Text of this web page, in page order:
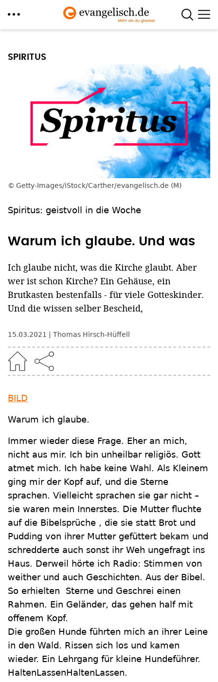
Inhalt
SPIRITUS
Getty-Images/iStock/Carther/evangelisch.de (M)
Spiritus: geistvoll in die Woche
Warum ich glaube. Und was
Ich glaube nicht, was die Kirche glaubt. Aber
wer ist schon Kirche? Ein Gehäuse, ein
Brutkasten bestenfalls - für viele Gotteskinder.
Und die wissen selber Bescheid,
15.03.2021 Thomas Hirsch-Hüffell
BILD
Warum ich glaube.
Immer wieder diese Frage. Eher an mich,
nicht aus mir. Ich bin unheilbar religiös. Gott
atmet mich. Ich habe keine Wahl. Als Kleinem
ging mir der Kopf auf, und die Sterne
sprachen. Vielleicht sprachen sie gar nicht –
sie waren mein Innerstes. Die Mutter fluchte
auf die Bibelsprüche , die sie statt Brot und
Pudding von ihrer Mutter gefüttert bekam und
schredderte auch sonst ihr Weh ungefragt ins
Haus. Derweil hörte ich Radio: Stimmen von
weither und auch Geschichten. Aus der Bibel.
So erhielten Sterne und Geschrei einen
Rahmen. Ein Geländer, das gehen half mit
offenem Kopf.
Die großen Hunde führten mich an ihrer Leine
in den Wald. Rissen sich los und kamen
wieder. Ein Lehrgang für kleine Hundeführer.
HaltenLassenHaltenLassen.